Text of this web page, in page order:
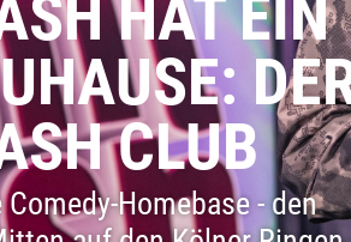
HAT EIN
CLUB
Homebase - den